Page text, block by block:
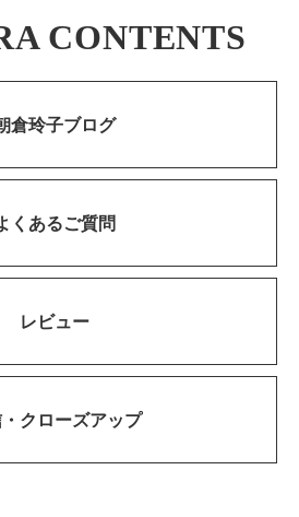
CONTENTS
倉玲子ブログ
くあるご質問
レビュー
クローズアップ